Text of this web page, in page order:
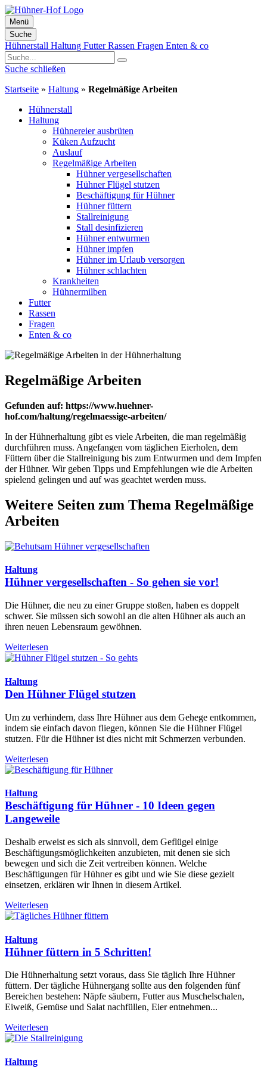
Menü
Suche
Zum
Inhalt
springen
Hühnerstall Haltung FutterRassen Fragen Enten & co
Suche schließen
Startseite » Haltung » Regelmäßige Arbeiten
Hühnerstall
Haltung
Hühnereier ausbrüten
Küken Aufzucht
Auslauf
Regelmäßige Arbeiten
Hühner vergesellschaften
Hühner Flügel stutzen
Beschäftigung für Hühner
Hühner füttern
Stallreinigung
Stall desinfizieren
Hühner entwurmen
Hühner impfen
Hühner im Urlaub versorgen
Hühner schlachten
Krankheiten
Hühnermilben
Futter
Rassen
Fragen
Enten & co
Regelmäßige Arbeiten
Gefunden auf: https://www.huehner-
hof.com/haltung/regelmaessige-arbeiten/
In der Hühnerhaltung gibt es viele Arbeiten, die man regelmäßig
durchführen muss. Angefangen vom täglichen Eierholen, dem
Füttern über die Stallreinigung bis zum Entwurmen und dem Impfen
der Hühner. Wir geben Tipps und Empfehlungen wie die Arbeiten
spielend gelingen und auf was geachtet werden muss.
Weitere Seiten zum Thema Regelmäßige
Arbeiten
Haltung
Hühner vergesellschaften - So gehen sie vor!
Die Hühner, die neu zu einer Gruppe stoßen, haben es doppelt
schwer. Sie müssen sich sowohl an die alten Hühner als auch an
ihren neuen Lebensraum gewöhnen.
Weiterlesen
Haltung
Den Hühner Flügel stutzen
Um zu verhindern, dass Ihre Hühner aus dem Gehege entkommen,
indem sie einfach davon fliegen, können Sie die Hühner Flügel
stutzen. Für die Hühner ist dies nicht mit Schmerzen verbunden.
Weiterlesen
Haltung
Beschäftigung für Hühner - 10 Ideen gegen
Langeweile
Deshalb erweist es sich als sinnvoll, dem Geflügel einige
Beschäftigungsmöglichkeiten anzubieten, mit denen sie sich
bewegen und sich die Zeit vertreiben können. Welche
Beschäftigungen für Hühner es gibt und wie Sie diese gezielt
einsetzen, erklären wir Ihnen in diesem Artikel.
Weiterlesen
Haltung
Hühner füttern in 5 Schritten!
Die Hühnerhaltung setzt voraus, dass Sie täglich Ihre Hühner
füttern. Der tägliche Hühnergang sollte aus den folgenden fünf
Bereichen bestehen: Näpfe säubern, Futter aus Muschelschalen,
Eiweiß, Gemüse und Salat nachfüllen, Eier entnehmen...
Weiterlesen
Haltung